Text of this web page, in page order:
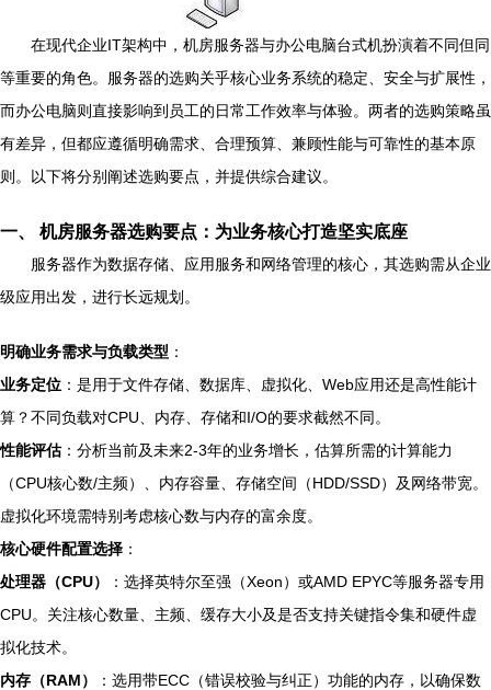
在现代企业IT架构中，机房服务器与办公电脑台式机扮演着不同但同
等重要的角色。服务器的选购关乎核心业务系统的稳定、安全与扩展性，
而办公电脑则直接影响到员工的日常工作效率与体验。两者的选购策略虽
有差异，但都应遵循明确需求、合理预算、兼顾性能与可靠性的基本原
则。以下将分别阐述选购要点，并提供综合建议。
一、 机房服务器选购要点：为业务核心打造坚实底座
服务器作为数据存储、应用服务和网络管理的核心，其选购需从企业
级应用出发，进行长远规划。
明确业务需求与负载类型 ：
业务定位 ：是用于文件存储、数据库、虚拟化、Web应用还是高性能计
算？不同负载对CPU、内存、存储和I/O的要求截然不同。
性能评估：分析当前及未来2-3年的业务增长，估算所需的计算能力
（CPU核心数/主频）、内存容量、存储空间（HDD/SSD）及网络带宽。
虚拟化环境需特别考虑核心数与内存的富余度。
核心硬件配置选择 ：
处理器（CPU）
：选择英特尔至强（Xeon）或AMD EPYC等服务器专用
CPU。关注核心数量、主频、缓存大小及是否支持关键指令集和硬件虚
拟化技术。
内存（RAM）
：选用带ECC（错误校验与纠正）功能的内存，以确保数